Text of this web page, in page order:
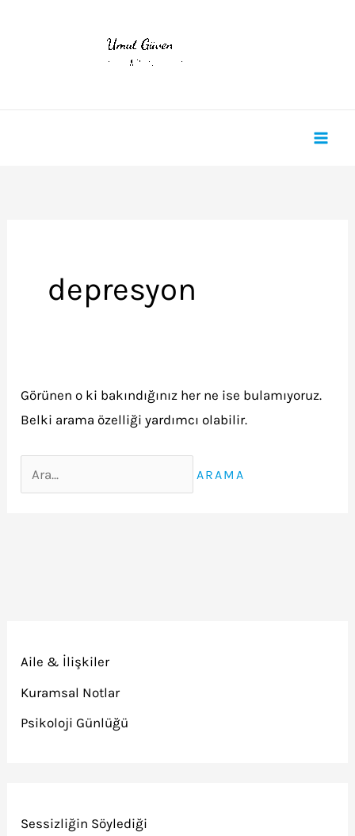
Aile & İlişkiler
Kuramsal Notlar
Psikoloji Günlüğü
Sessizliğin Söylediği
depresyon
Görünen o ki bakındığınız her ne ise bulamıyoruz.
Belki arama özelliği yardımcı olabilir.
Search
for: